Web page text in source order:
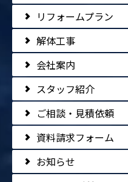
リフォームプラン
解体工事
会社案内
スタッフ紹介
ご相談・見積依頼
資料請求フォーム
お知らせ